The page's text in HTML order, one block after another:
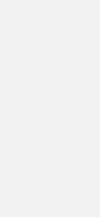
輝く観
心静か